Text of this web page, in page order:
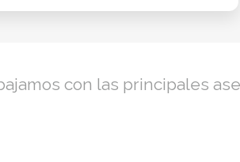
con las principales